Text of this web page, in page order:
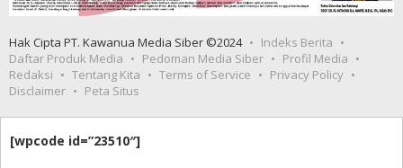
Hak Cipta PT. Kawanua Media Siber ©2024
Indeks Berita
Daftar Produk Media
Pedoman Media Siber
Profil Media
Redaksi
Tentang Kita Terms of Service
Privacy Policy
Disclaimer
Peta Situs
[wpcode id=”23510″]